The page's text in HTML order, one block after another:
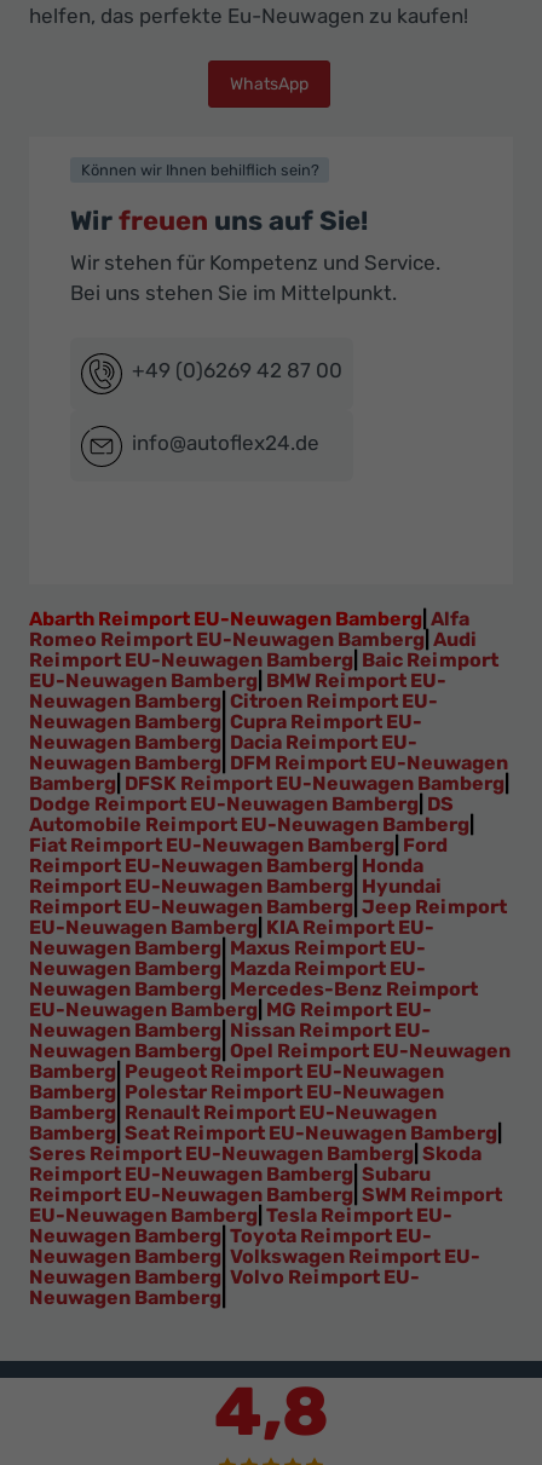
helfen, das perfekte Eu-Neuwagen zu kaufen!
WhatsApp
Können wir Ihnen behilflich sein?
Wirfreuen uns auf Sie!
Wir stehen für Kompetenz und Service.
Bei uns stehen Sie im Mittelpunkt.
+49 (0)6269 42 87 00
info@autoflex24.de
Abarth Reimport EU-Neuwagen Bamberg Alfa
Romeo Reimport EU-Neuwagen Bamberg Audi
Reimport EU-Neuwagen Bamberg Baic Reimport
EU-Neuwagen Bamberg BMW Reimport EU-
Neuwagen Bamberg Citroen Reimport EU-
Neuwagen Bamberg Cupra Reimport EU-
Neuwagen Bamberg Dacia Reimport EU-
Neuwagen Bamberg DFM Reimport EU-Neuwagen
Bamberg DFSK Reimport EU-Neuwagen Bamberg
Dodge Reimport EU-Neuwagen Bamberg DS
Automobile Reimport EU-Neuwagen Bamberg
Fiat Reimport EU-Neuwagen Bamberg Ford
Reimport EU-Neuwagen Bamberg Honda
Reimport EU-Neuwagen Bamberg Hyundai
Reimport EU-Neuwagen Bamberg Jeep Reimport
EU-Neuwagen Bamberg KIA Reimport EU-
Neuwagen Bamberg Maxus Reimport EU-
Neuwagen Bamberg Mazda Reimport EU-
Neuwagen Bamberg Mercedes-Benz Reimport
EU-Neuwagen Bamberg MG Reimport EU-
Neuwagen Bamberg Nissan Reimport EU-
Neuwagen Bamberg Opel Reimport EU-Neuwagen
Bamberg Peugeot Reimport EU-Neuwagen
Bamberg Polestar Reimport EU-Neuwagen
Bamberg Renault Reimport EU-Neuwagen
Bamberg Seat Reimport EU-Neuwagen Bamberg
Seres Reimport EU-Neuwagen Bamberg Skoda
Reimport EU-Neuwagen Bamberg Subaru
Reimport EU-Neuwagen Bamberg SWM Reimport
EU-Neuwagen Bamberg Tesla Reimport EU-
Neuwagen Bamberg Toyota Reimport EU-
Neuwagen Bamberg Volkswagen Reimport EU-
Neuwagen Bamberg Volvo Reimport EU-
Neuwagen Bamberg
4,8